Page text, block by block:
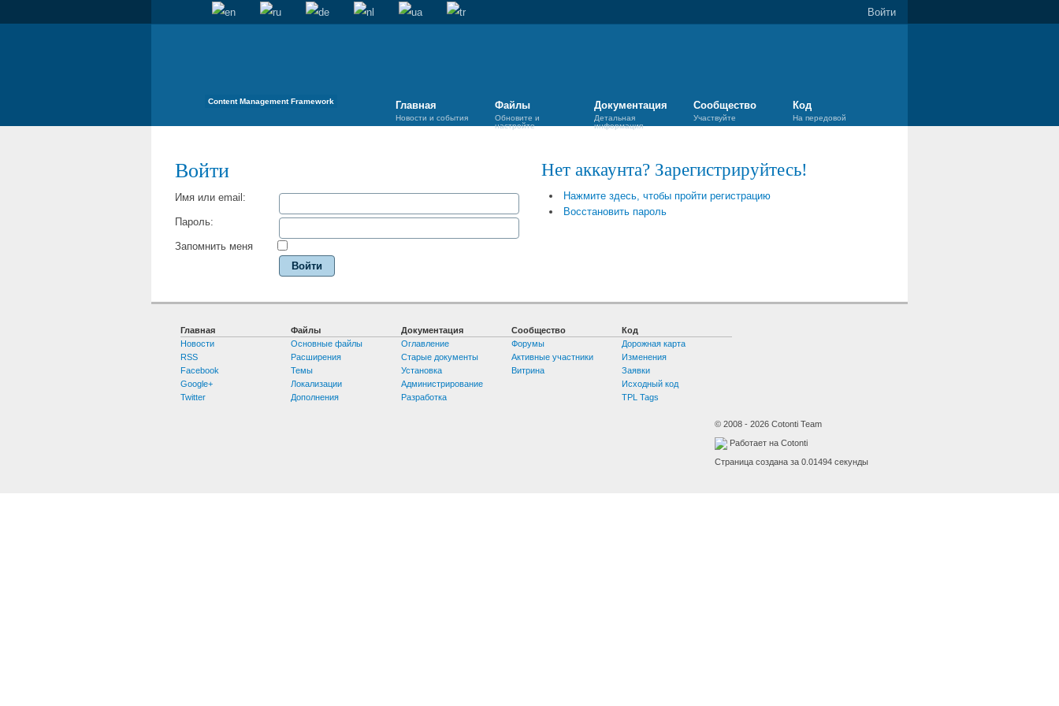
Войти
Content Management Framework Главная
Новости и события
Файлы
Обновите и
настройте
Документация
Детальная
информация
Сообщество
Участвуйте
Код
На передовой
Войти
Имя или email:
Пароль:
Запомнить меня
Войти
Нет аккаунта? Зарегистрируйтесь!
Нажмите здесь, чтобы пройти регистрацию
Восстановить пароль
Главная
Новости
RSS
Facebook
Google+
Twitter
Файлы
Основные файлы
Расширения
Темы
Локализации
Дополнения
Документация
Оглавление
Старые документы
Установка
Администрирование
Разработка
Сообщество
Форумы
Активные участники
Витрина
Код
Дорожная карта
Изменения
Заявки
Исходный код
TPL Tags
© 2008 - 2026 Cotonti Team
Работает на Cotonti
Страница создана за 0.01494 секунды